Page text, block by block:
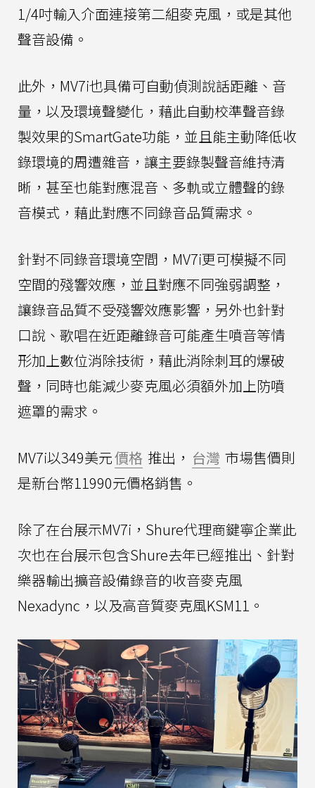
1/4吋輸入介面連接第二組麥克風，或是其他
聲音設備。
此外，MV7i也具備可自動偵測說話距離、音
量，以及環境聲變化，藉此自動校準聲音錄
製效果的SmartGate功能，並且能主動降低收
錄環境的周遭雜音，讓主要錄製聲音維持清
晰，甚至也能對應混音、多軌或立體聲的錄
音模式，藉此對應不同錄音品質需求。
針對不同錄音環境空間，MV7i更可模擬不同
空間的殘響效應，並且對應不同強弱調整，
讓錄音品質不受殘響效應影響，另外也針對
口說、歌唱在近距離錄音可能產生噴音等情
形加上數位消除技術，藉此消除刺耳的爆破
聲，同時也能減少麥克風必須額外加上防噴
遮罩的需求。
MV7i以349美元價格 推出， 台灣 市場售價則
是新台幣11990元價格銷售。
除了在台展示MV7i，Shure代理商鍵寧企業此
次也在台展示包含Shure去年已經推出、針對
樂器輸出擴音設備錄音的收音麥克風
Nexadync，以及高音質麥克風KSM11。